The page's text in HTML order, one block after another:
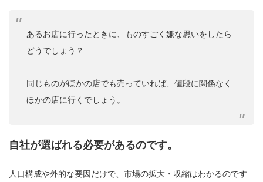
あるお店に行ったときに、ものすごく嫌な思いをしたら
どうでしょう？
同じものがほかの店でも売っていれば、値段に関係なく
ほかの店に行くでしょう。
自社が選ばれる必要があるのです。
人口構成や外的な要因だけで、市場の拡大・収縮はわかるのです